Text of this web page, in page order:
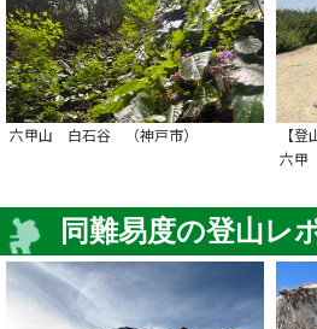
六甲山 白石谷 （神戸市）
【
六甲
同難易度の登山レ